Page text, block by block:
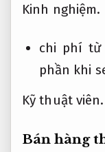
Kinh nghiệm.
chi phí từ
phần khi
Kỹ thuật viên.
Bán hàng